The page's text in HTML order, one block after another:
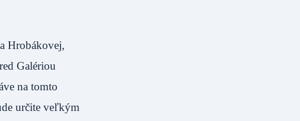
Hrobákovej,
Galériou
na tomto
určite veľkým